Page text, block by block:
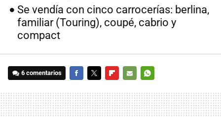
Se vendía con cinco carrocerías: berlina,
familiar (Touring), coupé, cabrio y
compact
6 comentarios
MAIL